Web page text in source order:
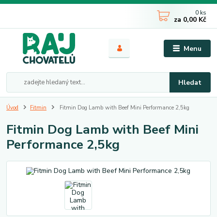
Menu
Hledat
0 ks
za 0,00 Kč
Úvod Fitmin Fitmin Dog Lamb with Beef Mini Performance 2,5kg
Fitmin Dog Lamb with Beef Mini
Performance 2,5kg